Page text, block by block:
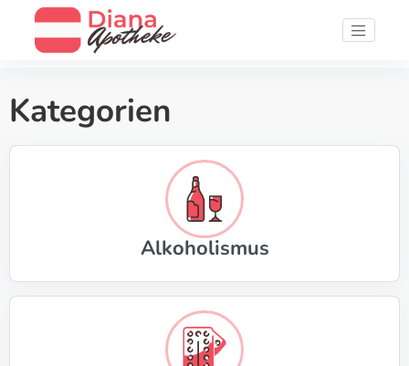
Kategorien
Alkoholismus